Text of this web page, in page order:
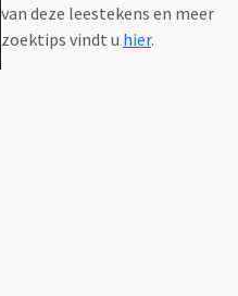
van deze leestekens en meer
zoektips vindt u hier.